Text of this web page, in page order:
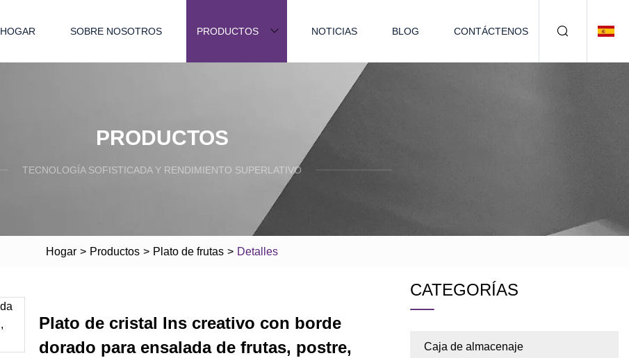
HOGAR SOBRE NOSOTROS PRODUCTOS NOTICIAS BLOG CONTÁCTENOS
PRODUCTOS
TECNOLOGÍA SOFISTICADA Y RENDIMIENTO SUPERLATIVO
Hogar > Productos > Plato de frutas > Detalles
Plato de cristal Ins creativo con borde
dorado para ensalada de frutas, postre,
CATEGORÍAS
Caja de almacenaje